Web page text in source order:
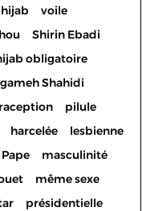
hijab
voile
Shirin Ebadi
obligatoire
Shahidi
pilule
harcelée
lesbienne
Pape
masculinité
même sexe
présidentielle